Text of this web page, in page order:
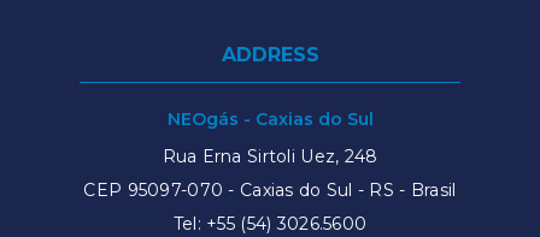
ADDRESS
NEOgás - Caxias do Sul
Rua Erna Sirtoli Uez, 248
CEP 95097-070 - Caxias do Sul - RS - Brasil
Tel: +55 (54) 3026.5600